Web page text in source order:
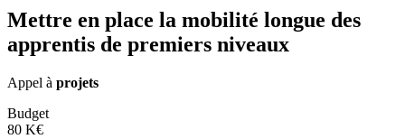
Mettre en place la mobilité longue des
apprentis de premiers niveaux
Appel à projets
Budget
80 K€